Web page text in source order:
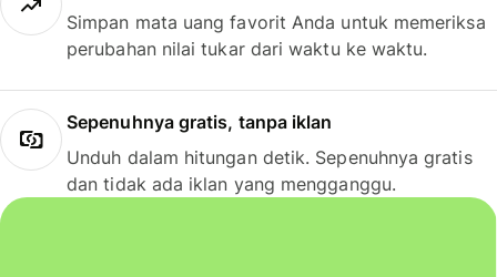
Simpan mata uang favorit Anda untuk memeriksa
perubahan nilai tukar dari waktu ke waktu.
Sepenuhnya gratis, tanpa iklan
Unduh dalam hitungan detik. Sepenuhnya gratis
dan tidak ada iklan yang mengganggu.